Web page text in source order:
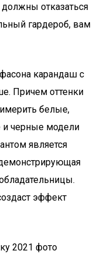
отказаться
гардероб, вам
карандаш с
Причем оттенки
белые,
и черные модели
является
эффект
2021 фото